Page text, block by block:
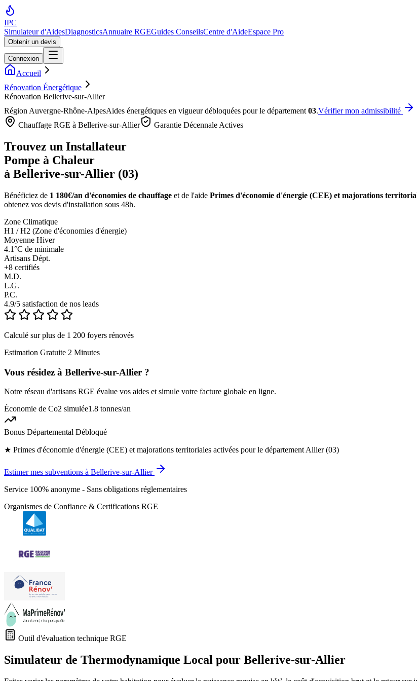
IPC
Simulateur d'AidesDiagnosticsAnnuaire RGEGuides ConseilsCentre d'AideEspace Pro
Obtenir un devis
Connexion
Accueil
Rénovation Énergétique
Rénovation Bellerive-sur-Allier
Région Auvergne-Rhône-AlpesAides énergétiques en vigueur débloquées pour le département 03.Vérifier mon admissibilité
Chauffage RGE à Bellerive-sur-Allier Garantie Décennale Actives
Trouvez un Installateur
Pompe à Chaleur
à Bellerive-sur-Allier (03)
Bénéficiez de 1 180€/an d'économies de chauffage et de l'aide Primes d'économie d'énergie (CEE) et majorations
obtenez vos devis d'installation sous 48h.
Zone Climatique
H1 / H2 (Zone d'économies d'énergie)
Moyenne Hiver
4.1°C de minimale
Artisans Dépt.
+8 certifiés
M.D.
L.G.
P.C.
4.9/5 satisfaction de nos leads
Calculé sur plus de 1 200 foyers rénovés
Estimation Gratuite 2 Minutes
Vous résidez à Bellerive-sur-Allier ?
Notre réseau d'artisans RGE évalue vos aides et simule votre facture globale en ligne.
Économie de Co2 simulée1.8 tonnes/an
Bonus Départemental Débloqué
★ Primes d'économie d'énergie (CEE) et majorations territoriales activées pour le département Allier (03)
Estimer mes subventions à Bellerive-sur-Allier
Service 100% anonyme - Sans obligations réglementaires
Organismes de Confiance & Certifications RGE
Outil d'évaluation technique RGE
Simulateur de Thermodynamique Local pour Bellerive-sur-Allier